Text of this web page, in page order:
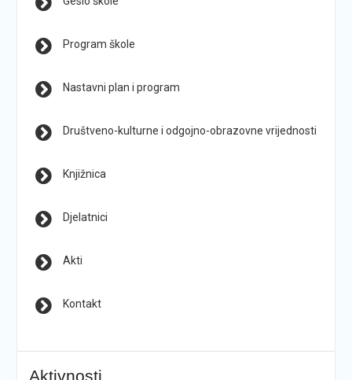
Program škole
Nastavni plan i program
Društveno-kulturne i odgojno-obrazovne vrijednosti
Knjižnica
Djelatnici
Akti
Kontakt
Aktivnosti